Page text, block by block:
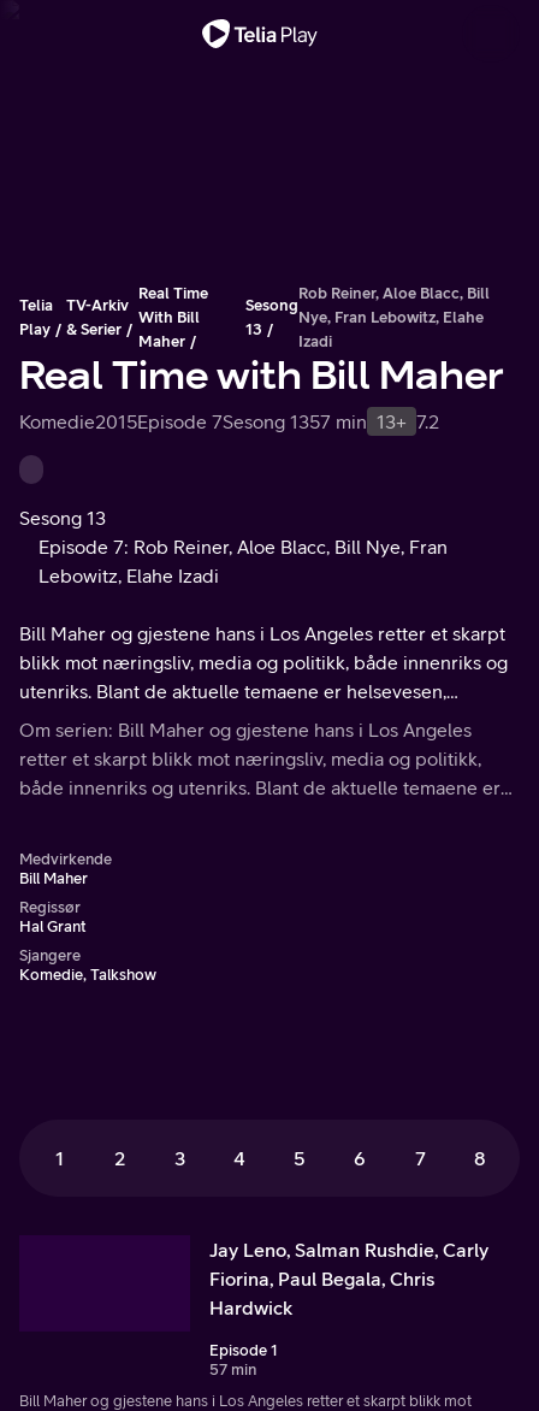
Telia
Play
TV-Arkiv
& Serier
Real Time
With Bill
Maher
Sesong
13
Rob Reiner, Aloe Blacc, Bill
Nye, Fran Lebowitz, Elahe
Izadi
Real Time with Bill Maher
Komedie2015Episode 7Sesong 1357 min 13+ 7.2
Sesong 13
Episode 7: Rob Reiner, Aloe Blacc, Bill Nye, Fran
Lebowitz, Elahe Izadi
Bill Maher og gjestene hans i Los Angeles retter et skarpt
blikk mot næringsliv, media og politikk, både innenriks og
utenriks. Blant de aktuelle temaene er helsevesen,
statsgjeld, energi, våpenlovgivning, utdanning, miljø og
mer til.
Om serien: Bill Maher og gjestene hans i Los Angeles
retter et skarpt blikk mot næringsliv, media og politikk,
både innenriks og utenriks. Blant de aktuelle temaene er
Medvirkende
Bill Maher
Regissør
Hal Grant
Sjangere
Komedie, Talkshow
1 2 3 4 5 6 7 8
Jay Leno, Salman Rushdie, Carly
Fiorina, Paul Begala, Chris
Hardwick
Episode 1
57 min
Bill Maher og gjestene hans i Los Angeles retter et skarpt blikk mot